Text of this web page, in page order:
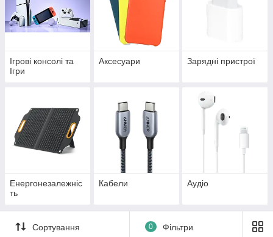
Ігрові консолі та
Ігри
Аксесуари Зарядні пристрої
Енергонезалежніс
ть
Кабели Аудіо
Сортування 0 Фільтри